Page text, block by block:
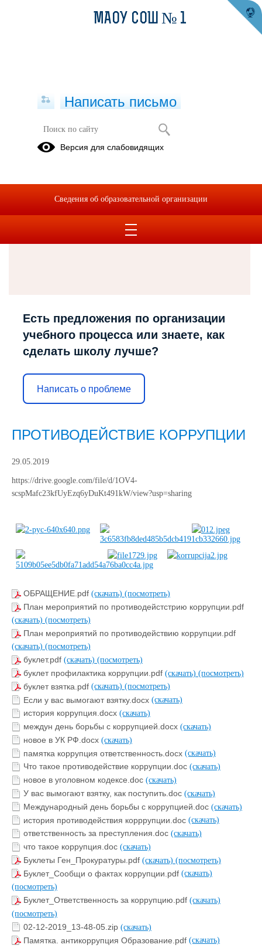
Есть предложения по организации
учебного процесса или знаете, как
сделать школу лучше?
Написать о проблеме
ПРОТИВОДЕЙСТВИЕ КОРРУПЦИИ
29.05.2019
https://drive.google.com/file/d/1OV4-
scspMafc23kfUyEzq6yDuKt491kW/view?usp=sharing
ОБРАЩЕНИЕ.pdf (скачать) (посмотреть)
План мероприятий по противодейстстрию коррупции.pdf
(скачать) (посмотреть)
План мероприятий по противодействию коррупции.pdf
(скачать) (посмотреть)
буклет.pdf (скачать) (посмотреть)
буклет профилактика коррупции.pdf (скачать) (посмотреть)
буклет взятка.pdf (скачать) (посмотреть)
Если у вас вымогают взятку.docx (скачать)
история коррупция.docx (скачать)
междун день борьбы с коррупцией.docx (скачать)
новое в УК РФ.docx (скачать)
памятка коррупция ответственность.docx (скачать)
Что такое противодействие коррупции.doc (скачать)
новое в уголовном кодексе.doc (скачать)
У вас вымогают взятку, как поступить.doc (скачать)
Международный день борьбы с коррупцией.doc (скачать)
история противодействия корррупции.doc (скачать)
ответственность за преступления.doc (скачать)
что такое коррупция.doc (скачать)
Буклеты Ген_Прокуратуры.pdf (скачать) (посмотреть)
Буклет_Сообщи о фактах коррупции.pdf (скачать)
(посмотреть)
Буклет_Ответственность за коррупцию.pdf (скачать)
(посмотреть)
02-12-2019_13-48-05.zip (скачать)
Памятка. антикоррупция Образование.pdf (скачать)
МАОУ СОШ № 1
Написать письмо
Версия для слабовидящих
Сведения об образовательной организации